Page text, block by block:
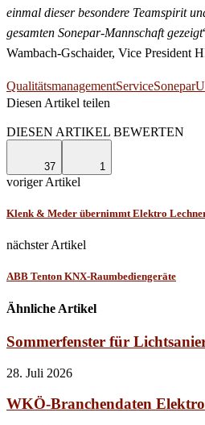
einmal dieser besondere Teamspirit
gesamten Sonepar-Mannschaft gezeigt
Wambach-Gschaider, Vice President
QualitätsmanagementServiceSonepar
Diesen Artikel teilen
DIESEN ARTIKEL BEWERTEN
37 1
voriger Artikel
Klenk & Meder übernimmt Elektro
nächster Artikel
ABB Tenton KNX-Raumbediengeräte
Ähnliche Artikel
Sommerfenster für
28. Juli 2026
WKÖ-Branchendaten